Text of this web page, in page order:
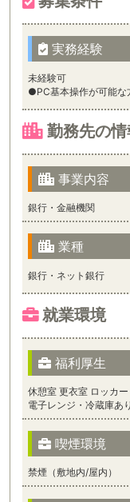
実務経験
未経験可
●PC基本操作が可能な
勤務先の情
事業内容
銀行・金融機関
業種
銀行・ネット銀行
就業環境
福利厚生
休憩室 更衣室 ロッカー
電子レンジ・冷蔵庫あり
喫煙環境
禁煙（敷地内/屋内）